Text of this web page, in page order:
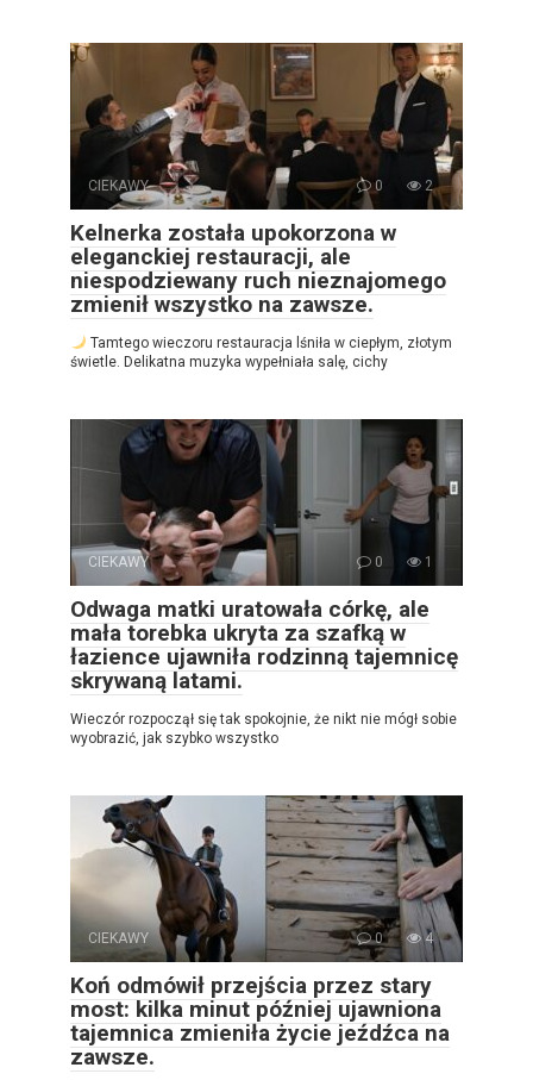
CIEKAWY 0 2
Kelnerka została upokorzona w
eleganckiej restauracji, ale
niespodziewany ruch nieznajomego
zmienił wszystko na zawsze.
Tamtego wieczoru restauracja lśniła w ciepłym, złotym
świetle. Delikatna muzyka wypełniała salę, cichy
CIEKAWY 0 1
Odwaga matki uratowała córkę, ale
mała torebka ukryta za szafką w
łazience ujawniła rodzinną tajemnicę
skrywaną latami.
Wieczór rozpoczął się tak spokojnie, że nikt nie mógł sobie
wyobrazić, jak szybko wszystko
CIEKAWY 0 4
Koń odmówił przejścia przez stary
most: kilka minut później ujawniona
tajemnica zmieniła życie jeźdźca na
zawsze.